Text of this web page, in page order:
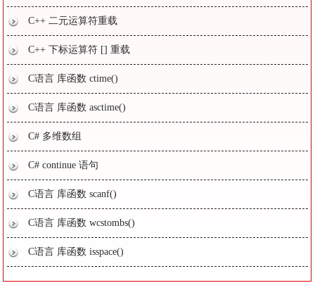
C++ 二元运算符重载
C++ 下标运算符 [] 重载
C语言 库函数 ctime()
C语言 库函数 asctime()
C# 多维数组
C# continue 语句
C语言 库函数 scanf()
C语言 库函数 wcstombs()
C语言 库函数 isspace()